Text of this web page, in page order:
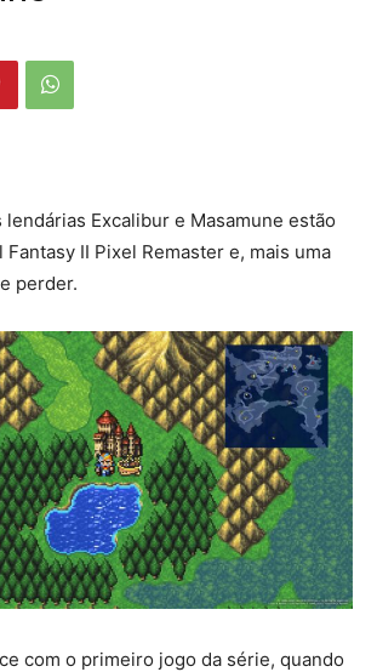
lendárias Excalibur e Masamune estão
II Pixel Remaster e, mais uma
perder.
com o primeiro jogo da série, quando